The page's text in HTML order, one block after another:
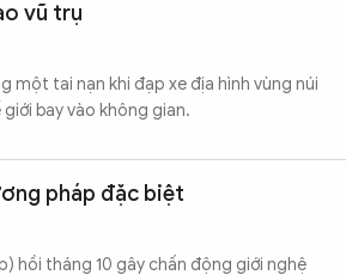
vũ trụ
một tai nạn khi đạp xe địa hình vùng núi
bay vào không gian.
pháp đặc biệt
hồi tháng 10 gây chấn động giới nghệ